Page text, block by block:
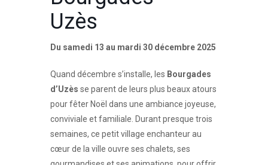
Uzès
Du samedi 13 au mardi 30 décembre 2025
Quand décembre s’installe, les Bourgades
d’Uzès se parent de leurs plus beaux atours
pour fêter Noël dans une ambiance joyeuse,
conviviale et familiale. Durant presque trois
semaines, ce petit village enchanteur au
cœur de la ville ouvre ses chalets, ses